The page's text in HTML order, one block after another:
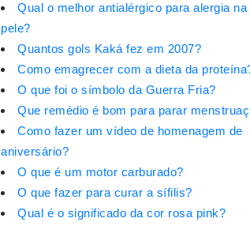
Qual o melhor antialérgico para alergia na
pele?
Quantos gols Kaká fez em 2007?
Como emagrecer com a dieta da
O que foi o símbolo da Guerra Fria?
Que remédio é bom para parar
Como fazer um vídeo de homenagem de
aniversário?
O que é um motor carburado?
O que fazer para curar a sífilis?
Qual é o significado da cor rosa pink?